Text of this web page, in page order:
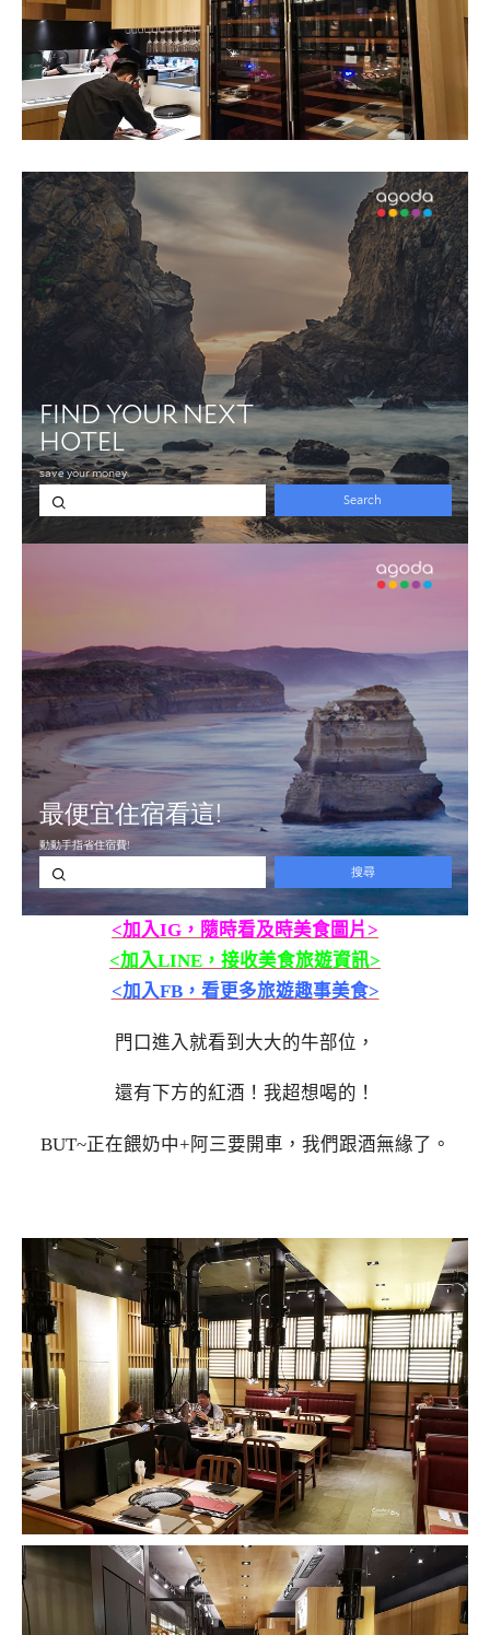
<加入IG，隨時看及時美食圖片>
<加入LINE，接收美食旅遊資訊>
<加入FB，看更多旅遊趣事美食>
門口進入就看到大大的牛部位，
還有下方的紅酒！我超想喝的！
BUT~正在餵奶中+阿三要開車，我們跟酒無緣了。